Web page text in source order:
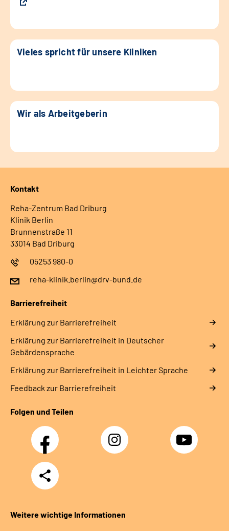
Vieles spricht für unsere Kliniken
Wir als Arbeitgeberin
Kontakt
Reha-Zentrum Bad Driburg
Klinik Berlin
Brunnenstraße 11
33014 Bad Driburg
05253 980-0
reha-klinik.berlin@drv-bund.de
Barrierefreiheit
Erklärung zur Barrierefreiheit
Erklärung zur Barrierefreiheit in Deutscher
Gebärdensprache
Erklärung zur Barrierefreiheit in Leichter Sprache
Feedback zur Barrierefreiheit
Folgen und Teilen
Facebook Instagram YouTube
Teilen
Weitere wichtige Informationen